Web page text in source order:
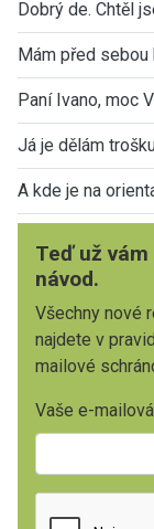
Dobrý de. Chtěl
Mám před sebou
Paní Ivano, moc
Já je dělám
A kde je na
Teď už
návod.
Všechny nové
najdete v
mailové
Vaše e-